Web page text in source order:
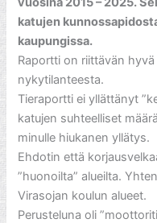
katujen
kaupungissa.
Raportti on riittävän
nykytilanteesta.
Tieraportti ei yllättänyt
katujen suhteelliset
minulle hiukanen yllätys.
Ehdotin että
”huonoilta” alueilta.
Virasojan koulun alueet.
Perusteluna oli